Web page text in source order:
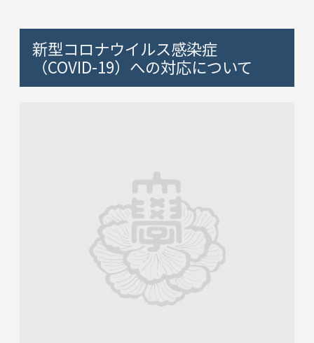
新型コロナウイルス感染症
（COVID-19）への対応について